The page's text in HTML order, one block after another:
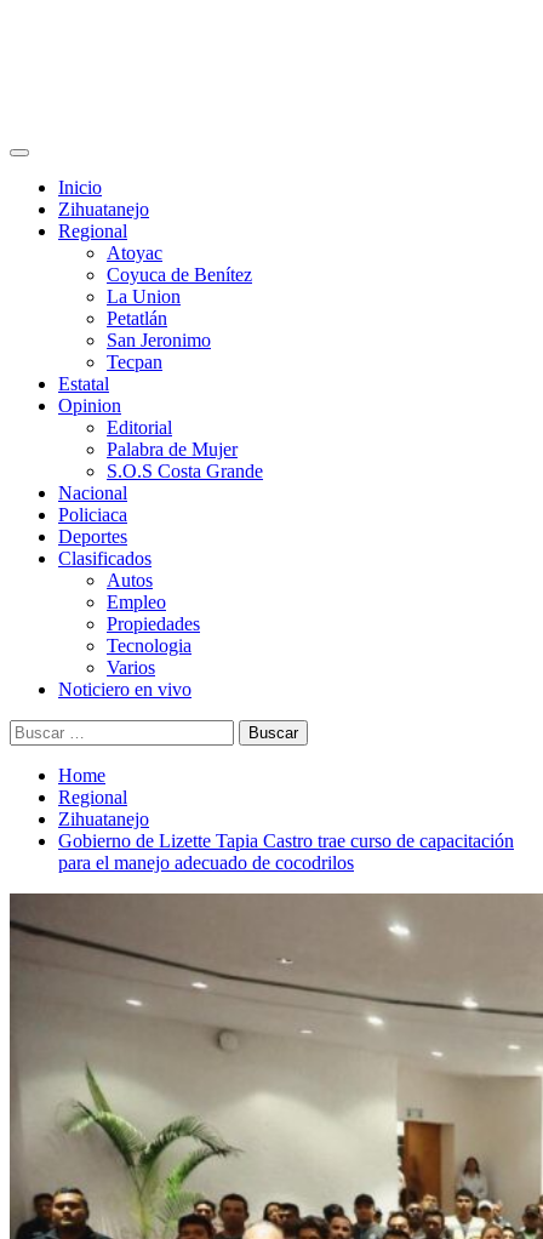
Primary
Inicio
Zihuatanejo
Regional
Atoyac
Coyuca de Benítez
La Union
Petatlán
San Jeronimo
Tecpan
Estatal
Opinion
Editorial
Palabra de Mujer
S.O.S Costa Grande
Nacional
Policiaca
Deportes
Clasificados
Autos
Empleo
Propiedades
Tecnologia
Varios
Noticiero en vivo
Buscar:
Home
Regional
Zihuatanejo
Gobierno de Lizette Tapia Castro trae curso de capacitación
para el manejo adecuado de cocodrilos